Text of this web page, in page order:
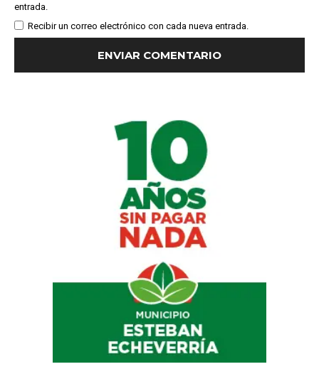
entrada.
Recibir un correo electrónico con cada nueva entrada.